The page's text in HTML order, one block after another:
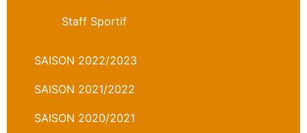
Staff Sportif
SAISON 2022/2023
SAISON 2021/2022
SAISON 2020/2021